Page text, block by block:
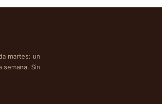
martes: un
semana. Sin